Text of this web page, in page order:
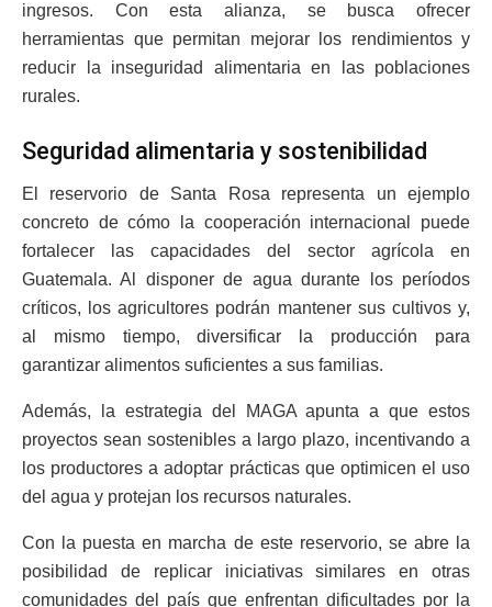
ingresos. Con esta alianza, se busca ofrecer
herramientas que permitan mejorar los rendimientos y
reducir la inseguridad alimentaria en las poblaciones
rurales.
Seguridad alimentaria y sostenibilidad
El reservorio de Santa Rosa representa un ejemplo
concreto de cómo la cooperación internacional puede
fortalecer las capacidades del sector agrícola en
Guatemala. Al disponer de agua durante los períodos
críticos, los agricultores podrán mantener sus cultivos y,
al mismo tiempo, diversificar la producción para
garantizar alimentos suficientes a sus familias.
Además, la estrategia del MAGA apunta a que estos
proyectos sean sostenibles a largo plazo, incentivando a
los productores a adoptar prácticas que optimicen el uso
del agua y protejan los recursos naturales.
Con la puesta en marcha de este reservorio, se abre la
posibilidad de replicar iniciativas similares en otras
comunidades del país que enfrentan dificultades por la